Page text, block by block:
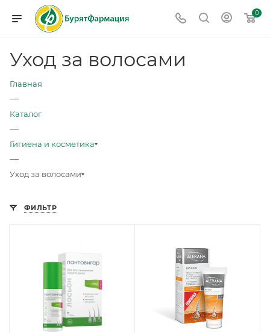
0
Уход за волосами
Главная
—
Каталог
—
Гигиена и косметика
—
Уход за волосами
ФИЛЬТР